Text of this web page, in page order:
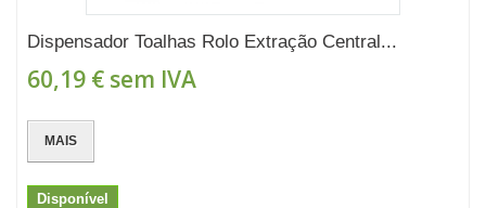
Dispensador Toalhas Rolo Extração Central...
60,19 € sem IVA
MAIS
Disponível